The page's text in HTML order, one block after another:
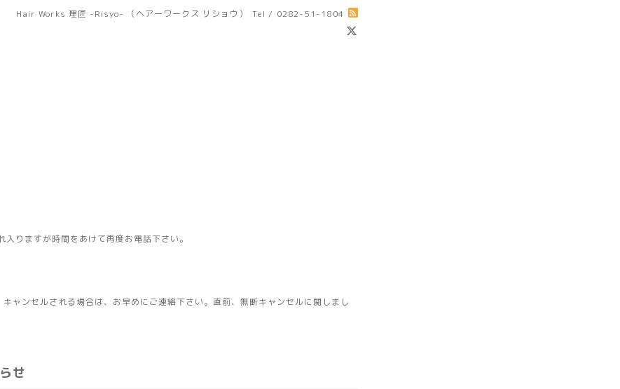
Hair Works 理匠 -Risyo- （ヘアーワークス リショウ） Tel / 0282-51-1804
りますが時間をあけて再度お電話下さい。
ャンセルされる場合は、お早めにご連絡下さい。直前、無断キャンセルに関しまし
せ